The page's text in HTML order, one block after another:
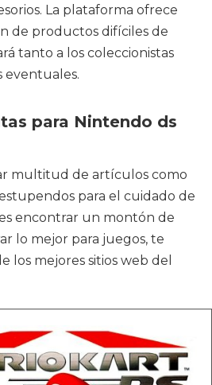
La plataforma ofrece
de productos difíciles de
tanto a los coleccionistas
eventuales.
para Nintendo ds
multitud de artículos como
para el cuidado de
encontrar un montón de
lo mejor para juegos, te
los mejores sitios web del